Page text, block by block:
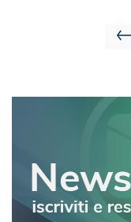
Navigazione